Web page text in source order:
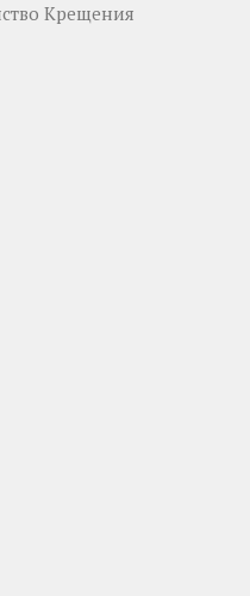
Крещения